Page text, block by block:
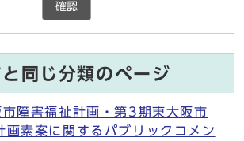
確認
同じ分類のページ
障害福祉計画・第3期東大阪市
画素案に関するパブリックコメン